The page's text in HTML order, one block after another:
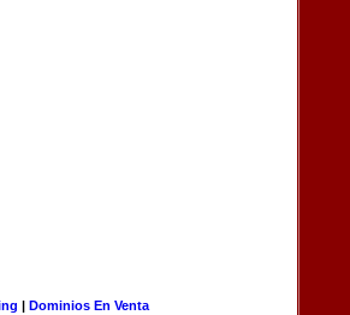
| Dominios En Venta